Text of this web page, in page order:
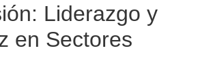
Liderazgo y
en Sectores